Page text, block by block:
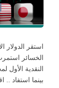
استقر الدولار
الخسائر
النقدية الأول
بينما استفاد ..